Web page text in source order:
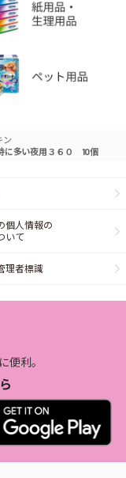
ン
に多い夜用３６０ 10個
個人情報の
いて
理者標識
便利。